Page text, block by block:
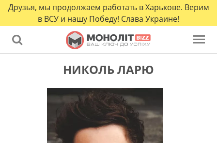
Друзья, мы продолжаем работать в Харькове. Верим
в ВСУ и нашу Победу! Слава Украине!
НИКОЛЬ ЛАРЮ